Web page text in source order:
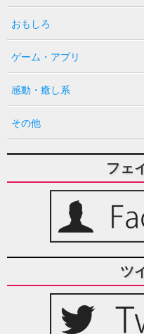
おもしろ
ゲーム・アプリ
感動・癒し系
その他
フェ
ツ